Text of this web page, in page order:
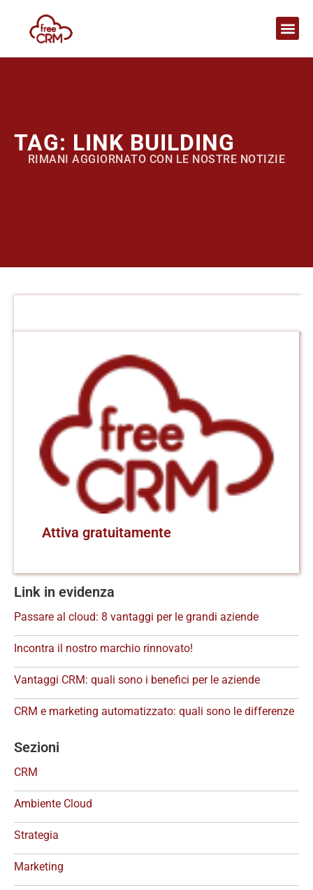
TAG: LINK BUILDING
RIMANI AGGIORNATO CON LE NOSTRE NOTIZIE
Attiva gratuitamente
Link in evidenza
Passare al cloud: 8 vantaggi per le grandi aziende
Incontra il nostro marchio rinnovato!
Vantaggi CRM: quali sono i benefici per le aziende
CRM e marketing automatizzato: quali sono le differenze
Sezioni
CRM
Ambiente Cloud
Strategia
Marketing